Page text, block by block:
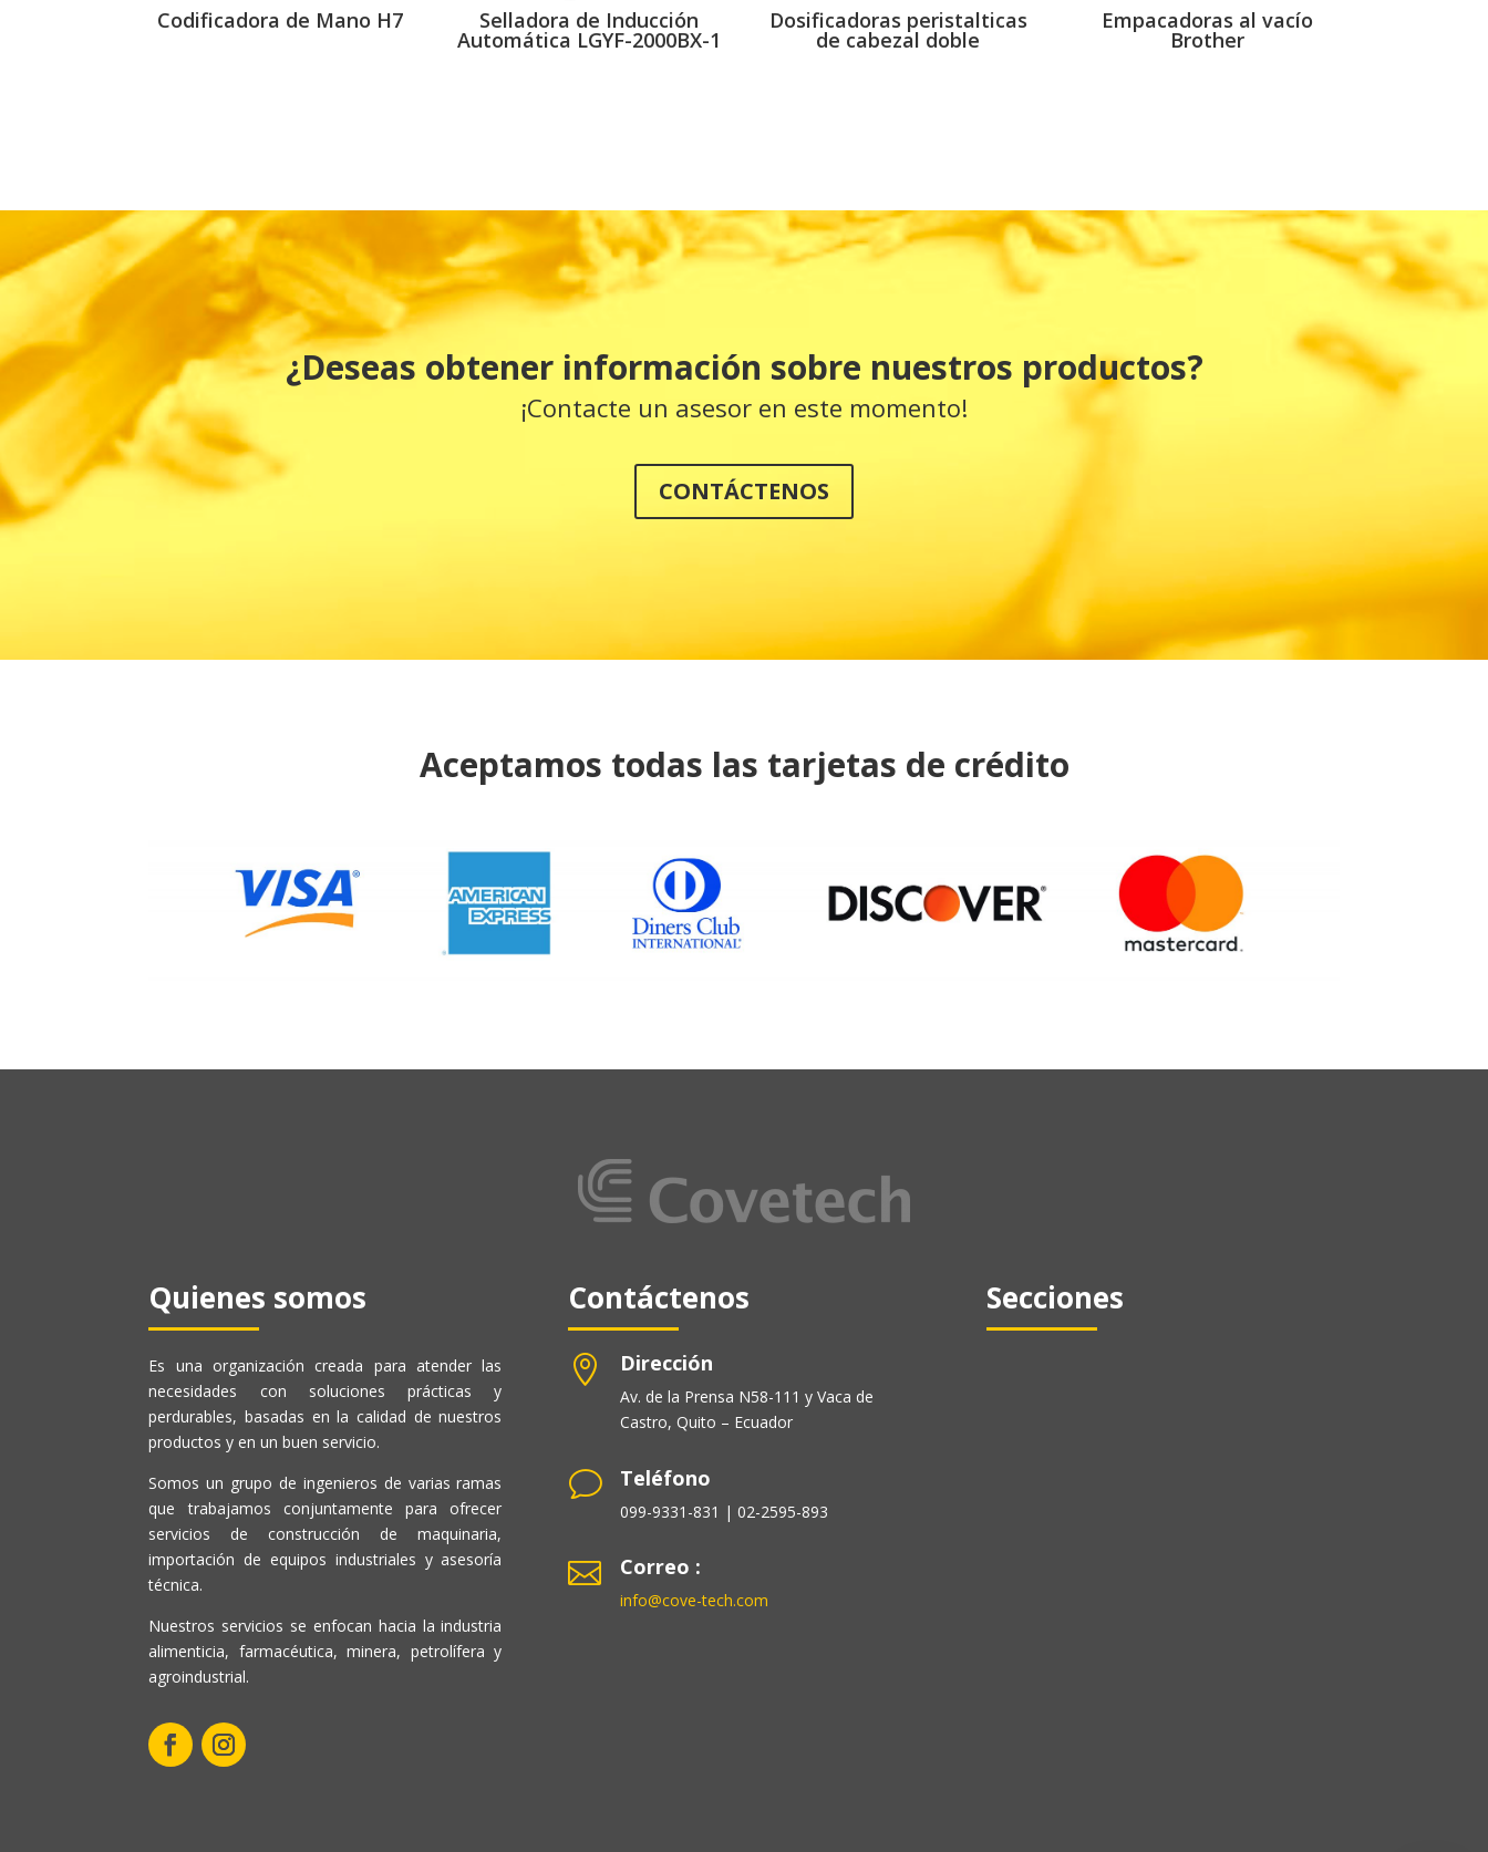
Codificadora de Mano H7 Selladora de Inducción
Automática LGYF-2000BX-1
Dosificadoras peristalticas
de cabezal doble
Empacadoras al vacío
Brother
¿Deseas obtener información sobre nuestros productos?
¡Contacte un asesor en este momento!
CONTÁCTENOS
Aceptamos todas las tarjetas de crédito
Quienes somos
Es una organización creada para atender las
necesidades con soluciones prácticas y
perdurables, basadas en la calidad de nuestros
productos y en un buen servicio.
Somos un grupo de ingenieros de varias ramas
que trabajamos conjuntamente para ofrecer
servicios de construcción de maquinaria,
importación de equipos industriales y asesoría
técnica.
Nuestros servicios se enfocan hacia la industria
alimenticia, farmacéutica, minera, petrolífera y
agroindustrial.
Contáctenos
 Dirección
Av. de la Prensa N58-111 y Vaca de
Castro, Quito – Ecuador
v Teléfono
099-9331-831 | 02-2595-893
 Correo :
info@cove-tech.com
Secciones